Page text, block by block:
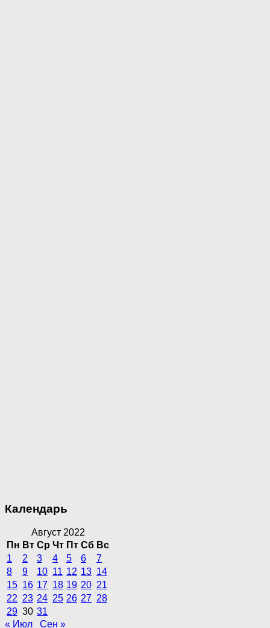
Календарь
Август 2022
Пн Вт Ср Чт Пт Сб Вс
1
2 3 4 5 6
7
8
9 10 11 12 13 14
15 16 17 18 19 20 21
22 23 24 25 26 27 28
29 30 31
« Июл
Сен »